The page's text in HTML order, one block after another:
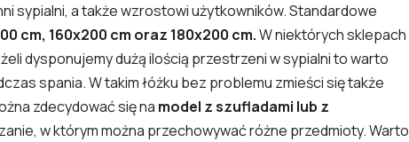
sypialni, a także wzrostowi użytkowników. Standardowe
cm, 160x200 cm oraz 180x200 cm.W niektórych sklepach
dysponujemy dużą ilością przestrzeni w sypialni to warto
spania. W takim łóżku bez problemu zmieści się także
zdecydować się na model z szufladami lub z
w którym można przechowywać różne przedmioty. Warto